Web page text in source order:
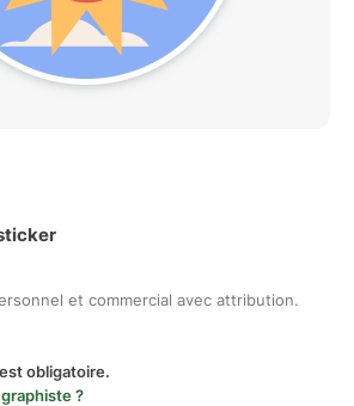
et commercial avec attribution.
obligatoire.
?